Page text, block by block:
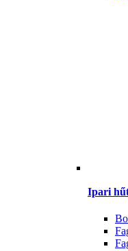
Ipari